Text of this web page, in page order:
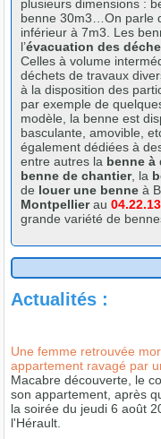
plusieurs dimensions :
benne 30m3…On parle
inférieur à 7m3. Les
l’évacuation des
Celles à volume
déchets de travaux
à la disposition des
par exemple de
modèle, la benne est
basculante, amovible,
également dédiées à
entre autres la benne à
benne de chantier, la
de louer une benne à
Montpellierau
grande variété de
Actualités :
Une femme retrouvée
appartement ravagé par
Macabre découverte, le
son appartement, après
la soirée du jeudi 6 août
l'Hérault.